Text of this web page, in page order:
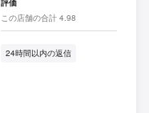
評価
この店舗の合計 4.98
24時間以内の返信